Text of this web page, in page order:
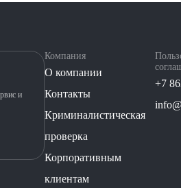
Компания
О компании
Контакты
Криминалистическая
проверка
Корпоративным
клиентам
+7
и